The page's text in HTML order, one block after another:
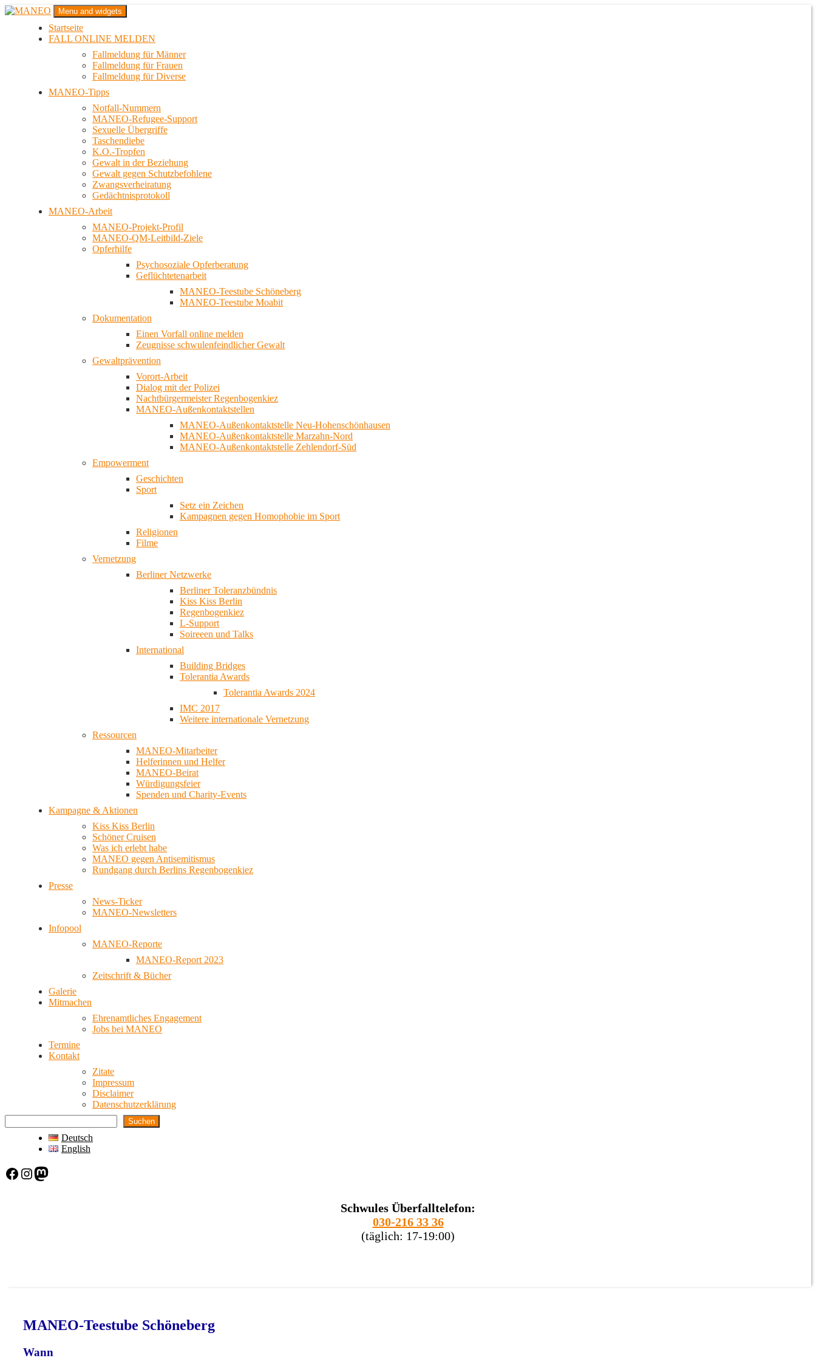
Zum
MANEO
Das schwule Anti-Gewalt-Projekt in Berlin
Menu and widgets
Startseite
FALL ONLINE MELDEN
Fallmeldung für Männer
Fallmeldung für Frauen
Fallmeldung für Diverse
MANEO-Tipps
Notfall-Nummern
MANEO-Refugee-Support
Sexuelle Übergriffe
Taschendiebe
K.O.-Tropfen
Gewalt in der Beziehung
Gewalt gegen Schutzbefohlene
Zwangsverheiratung
Gedächtnisprotokoll
MANEO-Arbeit
MANEO-Projekt-Profil
MANEO-QM-Leitbild-Ziele
Opferhilfe
Psychosoziale Opferberatung
Geflüchtetenarbeit
MANEO-Teestube Schöneberg
MANEO-Teestube Moabit
Dokumentation
Einen Vorfall online melden
Zeugnisse schwulenfeindlicher Gewalt
Gewaltprävention
Vorort-Arbeit
Dialog mit der Polizei
Nachtbürgermeister Regenbogenkiez
MANEO-Außenkontaktstellen
MANEO-Außenkontaktstelle Neu-Hohenschönhausen
MANEO-Außenkontaktstelle Marzahn-Nord
MANEO-Außenkontaktstelle Zehlendorf-Süd
Empowerment
Geschichten
Sport
Setz ein Zeichen
Kampagnen gegen Homophobie im Sport
Religionen
Filme
Vernetzung
Berliner Netzwerke
Berliner Toleranzbündnis
Kiss Kiss Berlin
Regenbogenkiez
L-Support
Soireeen und Talks
International
Building Bridges
Tolerantia Awards
Tolerantia Awards 2024
IMC 2017
Weitere internationale Vernetzung
Ressourcen
MANEO-Mitarbeiter
Helferinnen und Helfer
MANEO-Beirat
Würdigungsfeier
Spenden und Charity-Events
Kampagne & Aktionen
Kiss Kiss Berlin
Schöner Cruisen
Was ich erlebt habe
MANEO gegen Antisemitismus
Rundgang durch Berlins Regenbogenkiez
Presse
News-Ticker
MANEO-Newsletters
Infopool
MANEO-Reporte
MANEO-Report 2023
Zeitschrift & Bücher
Galerie
Mitmachen
Ehrenamtliches Engagement
Jobs bei MANEO
Termine
Kontakt
Zitate
Impressum
Disclaimer
Datenschutzerklärung
Suchen
Deutsch
English
Facebook Instagram Mastodon
Schwules Überfalltelefon:
030-216 33 36
(täglich: 17-19:00)
MANEO-Teestube Schöneberg
Wann